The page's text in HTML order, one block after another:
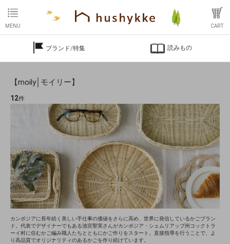
MENU CART
ブランド/特集 読みもの
【moily│モイリー】
12件
カンボジアに長年続く美しい手仕事の価値をさらに高め、世界に発信しているかごブラン
ド。代表でデザイナーでもある池宮聖実さんがカンボジア・シェムリアップ州コックトラ
ーイ村に住むかご編み職人たちとともにかご作りをスタート。直接指導を行うことで、よ
り高品質でオリジナリティのあるかごを作り続けています。